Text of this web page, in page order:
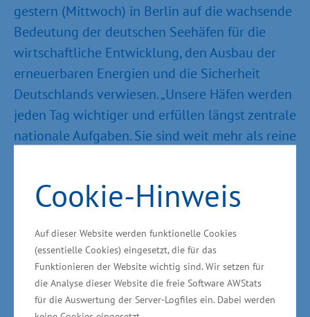
Cookie-Hinweis
Auf dieser Website werden funktionelle Cookies
(essentielle Cookies) eingesetzt, die für das
Funktionieren der Website wichtig sind. Wir setzen für
die Analyse dieser Website die freie Software AWStats
für die Auswertung der Server-Logfiles ein. Dabei werden
gestern (Mittwoch) in Berlin auf die wachsende
Bedeutung der deutschen Seehäfen für die
wirtschaftliche Entwicklung, den Ausbau der
erneuerbaren Energien und die Sicherheit
Deutschlands verwiesen. „Unsere Häfen werden
jeden Tag wichtiger und erfüllen längst zentrale
nationale Aufgaben. Sie sind weit mehr als reine
und Teil der sicherheitsrelevanten Infrastruktur
Mittwochabend in der Landesvertretung
Hamburgs in Berlin.
Schulte, der zugleich Maritimer Koordinator der